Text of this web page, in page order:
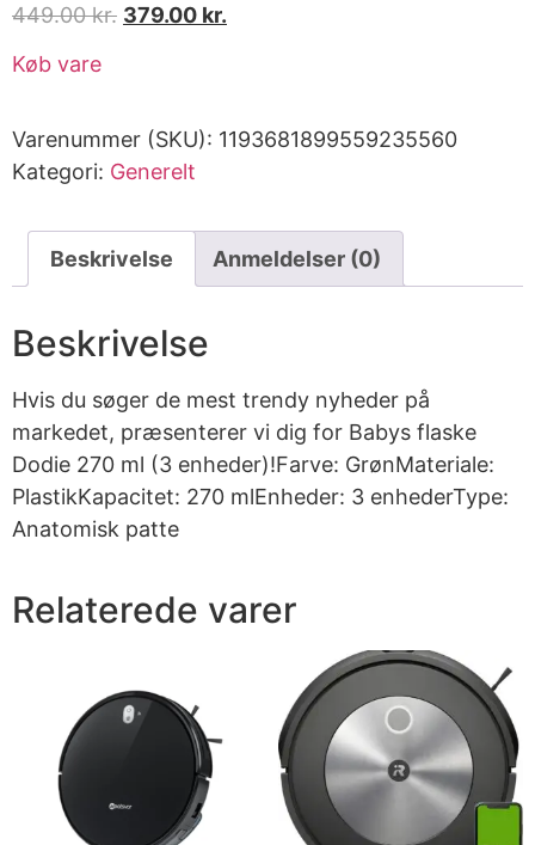
449.00kr. 379.00 kr.
Køb vare
Varenummer (SKU): 1193681899559235560
Kategori: Generelt
Beskrivelse Anmeldelser (0)
Beskrivelse
Hvis du søger de mest trendy nyheder på
markedet, præsenterer vi dig for Babys flaske
Dodie 270 ml (3 enheder)!Farve: GrønMateriale:
PlastikKapacitet: 270 mlEnheder: 3 enhederType:
Anatomisk patte
Relaterede varer